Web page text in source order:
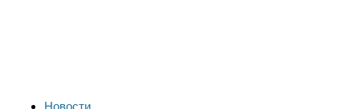
Новости